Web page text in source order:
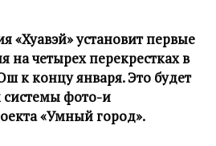
«Хуавэй» установит первые
четырех перекрестках в
к концу января. Это будет
системы фото-и
«Умный город».